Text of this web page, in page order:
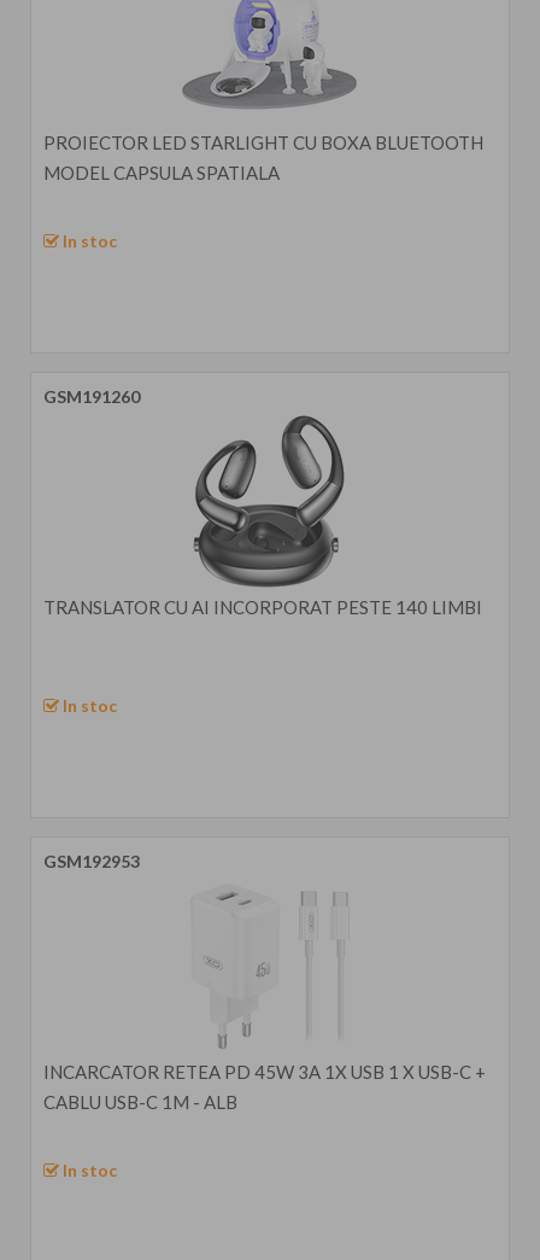
PROIECTOR LED STARLIGHT CU BOXA BLUETOOTH
MODEL CAPSULA SPATIALA
In stoc
GSM191260
TRANSLATOR CU AI INCORPORAT PESTE 140 LIMBI
In stoc
GSM192953
INCARCATOR RETEA PD 45W 3A 1X USB 1 X USB-C +
CABLU USB-C 1M - ALB
In stoc